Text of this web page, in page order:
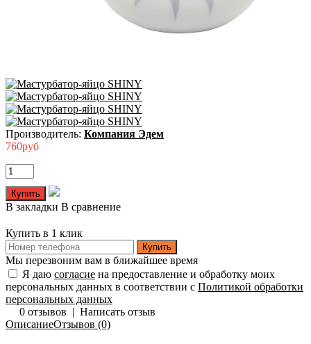
Производитель: Компания Эдем
760руб
В закладки В сравнение
Купить в 1 клик
Купить
Мы перезвоним вам в ближайшее время
Я даю согласие на предоставление и обработку моих
персональных данных в соответствии с Политикой обработки
персональных данных
0 отзывов | Написать отзыв
ОписаниеОтзывов (0)